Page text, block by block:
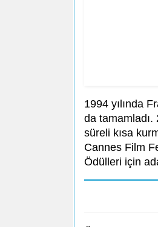
1994 yılında
da tamamladı.
süreli kısa
Cannes Film
Ödülleri için